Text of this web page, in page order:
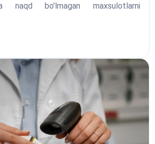
naqd bo'lmagan maxsulotlarni